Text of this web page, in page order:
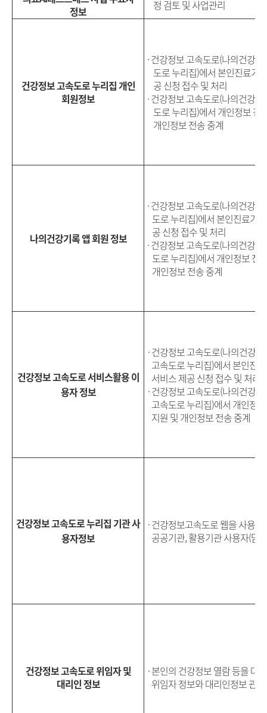
정보
정 검토 및 사업관리
건강정보 고속도로 누리집 개인
회원정보
· 건강정보 고속도로(나의건강
도로 누리집)에서 본인진료기
공 신청 접수 및 처리
· 건강정보 고속도로(나의건강
도로 누리집)에서 개인정보 전
개인정보 전송 중계
나의건강기록 앱 회원 정보
· 건강정보 고속도로(나의건강
도로 누리집)에서 본인진료기
공 신청 접수 및 처리
· 건강정보 고속도로(나의건강
도로 누리집)에서 개인정보 전
개인정보 전송 중계
건강정보 고속도로 서비스활용 이
용자 정보
· 건강정보 고속도로(나의건강
고속도로 누리집)에서 본인진
서비스 제공 신청 접수 및 처리
· 건강정보 고속도로(나의건강
고속도로 누리집)에서 개인정
지원 및 개인정보 전송 중계
건강정보 고속도로 누리집 기관 사
용자정보
· 건강정보고속도로 웹을 사용
공공기관, 활용기관 사용자(담
건강정보 고속도로 위임자 및
대리인 정보
· 본인의 건강정보 열람 등을 대
위임자 정보와 대리인정보 관리